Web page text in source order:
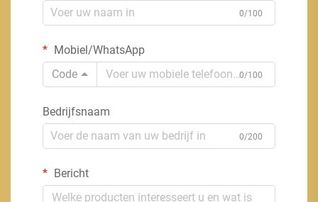
0/100
Mobiel/WhatsApp
Code
0/100
Bedrijfsnaam
0/200
Bericht